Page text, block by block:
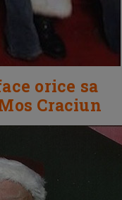
orice sa
Craciun